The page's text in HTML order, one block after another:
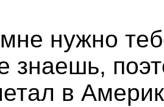
нужно
знаешь,
в